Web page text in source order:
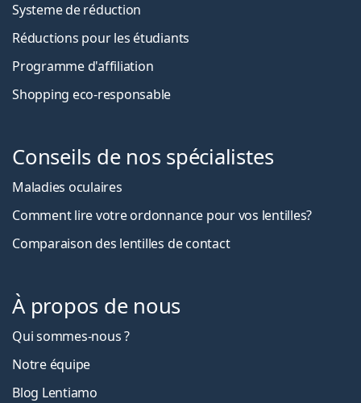
Systeme de réduction
Réductions pour les étudiants
Programme d'affiliation
Shopping eco-responsable
Conseils de nos spécialistes
Maladies oculaires
Comment lire votre ordonnance pour vos lentilles?
Comparaison des lentilles de contact
À propos de nous
Qui sommes-nous ?
Notre équipe
Blog Lentiamo